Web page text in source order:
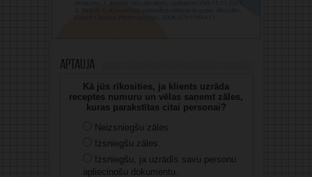
Aptauja
Kā jūs rīkosities, ja klients uzrāda
receptes numuru un vēlas saņemt zāles,
kuras parakstītas citai personai?
Neizsniegšu zāles.
Izsniegšu zāles.
Izsniegšu, ja uzrādīs savu personu
apliecinošu dokumentu.